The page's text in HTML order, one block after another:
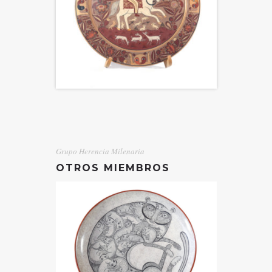
Grupo Herencia Milenaria
OTROS MIEMBROS